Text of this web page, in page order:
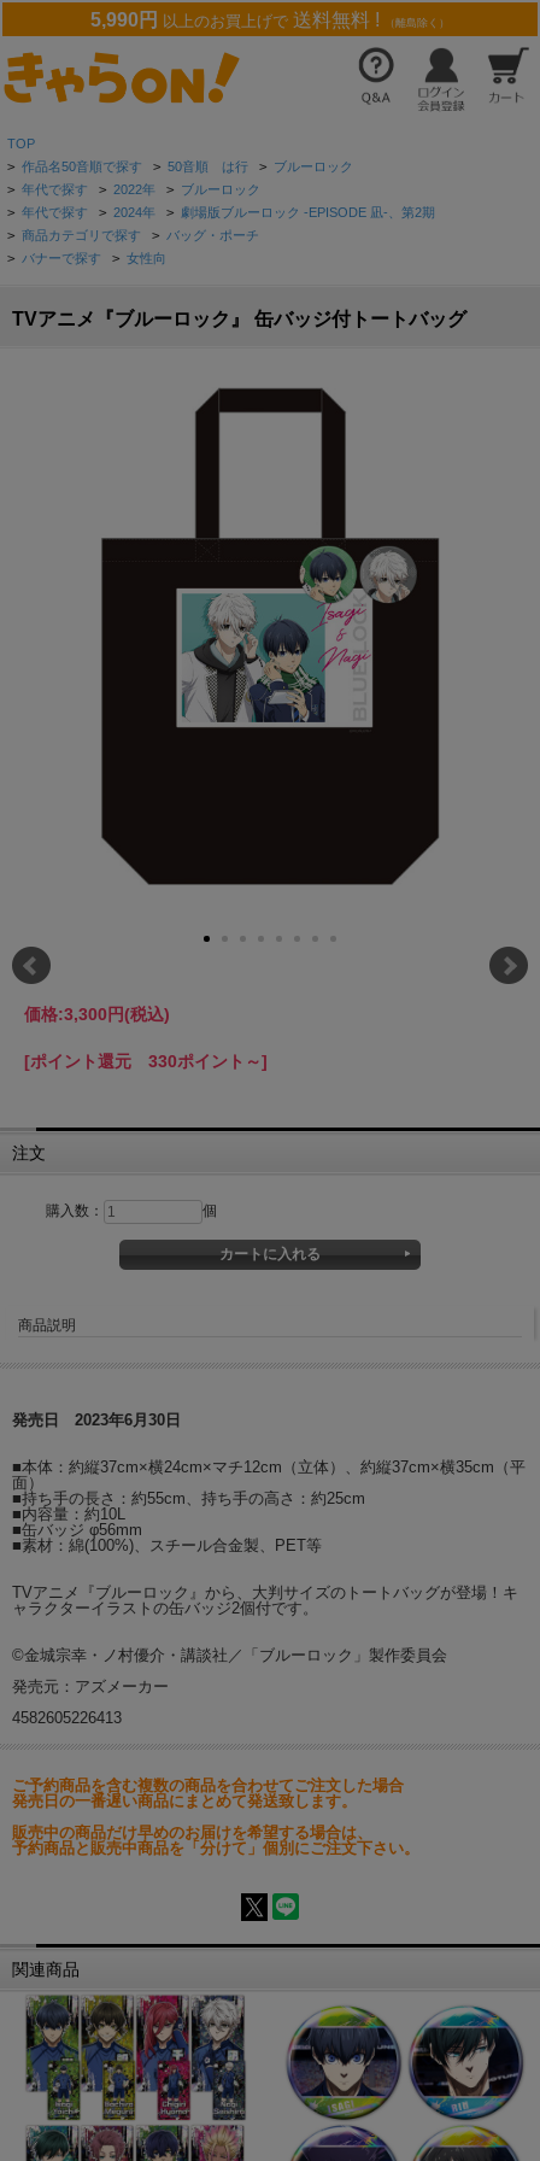
5,990円 以上のお買上げで 送料無料 ! （離島除く）
TOP
> 作品名50音順で探す > 50音順 は行 > ブルーロック
> 年代で探す > 2022年 > ブルーロック
> 年代で探す > 2024年 > 劇場版ブルーロック -EPISODE 凪-、第2期
> 商品カテゴリで探す > バッグ・ポーチ
> バナーで探す > 女性向
TVアニメ『ブルーロック』 缶バッジ付トートバッグ
価格:3,300円(税込)
[ポイント還元 330ポイント～]
注文
購入数： 個
商品説明
発売日 2023年6月30日
■本体：約縦37cm×横24cm×マチ12cm（立体）、約縦37cm×横35cm（平
面）
■持ち手の長さ：約55cm、持ち手の高さ：約25cm
■内容量：約10L
■缶バッジ φ56mm
■素材：綿(100%)、スチール合金製、PET等
TVアニメ『ブルーロック』から、大判サイズのトートバッグが登場！キ
ャラクターイラストの缶バッジ2個付です。
©金城宗幸・ノ村優介・講談社／「ブルーロック」製作委員会
発売元：アズメーカー
4582605226413
ご予約商品を含む複数の商品を合わせてご注文した場合
発売日の一番遅い商品にまとめて発送致します。
販売中の商品だけ早めのお届けを希望する場合は、
予約商品と販売中商品を「分けて」個別にご注文下さい。
関連商品